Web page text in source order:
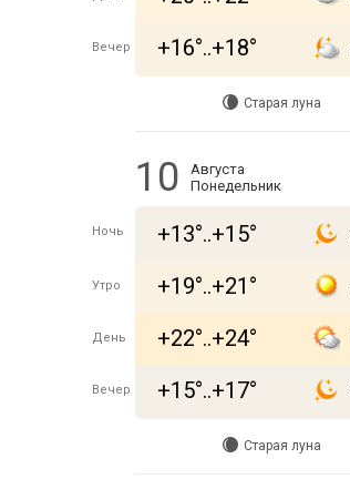
Вечер +16°..+18°
Старая луна
10
Августа
Понедельник
Ночь +13°..+15°
Утро +19°..+21°
День +22°..+24°
Вечер +15°..+17°
Старая луна